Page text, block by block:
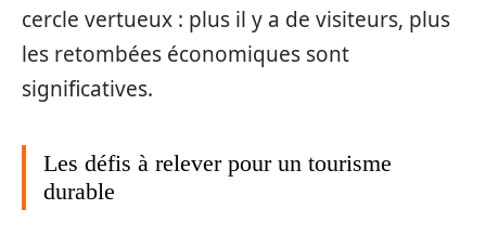
cercle vertueux : plus il y a de visiteurs, plus
les retombées économiques sont
significatives.
Les défis à relever pour un tourisme
durable